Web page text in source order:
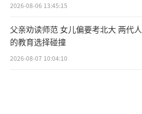
2026-08-06 13:45:15
父亲劝读师范 女儿偏要考北大 两代人
的教育选择碰撞
2026-08-07 10:04:10